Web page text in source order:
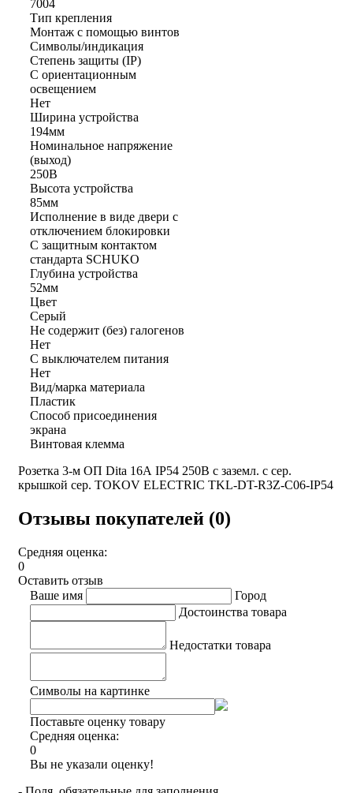
7004
Тип крепления
Монтаж с помощью винтов
Символы/индикация
Степень защиты (IP)
С ориентационным
освещением
Нет
Ширина устройства
194мм
Номинальное напряжение
(выход)
250В
Высота устройства
85мм
Исполнение в виде двери с
отключением блокировки
С защитным контактом
стандарта SCHUKO
Глубина устройства
52мм
Цвет
Серый
Не содержит (без) галогенов
Нет
С выключателем питания
Нет
Вид/марка материала
Пластик
Способ присоединения
экрана
Винтовая клемма
Розетка 3-м ОП Dita 16А IP54 250В с заземл. с сер.
крышкой сер. TOKOV ELECTRIC TKL-DT-R3Z-C06-IP54
Отзывы покупателей (0)
Средняя оценка:
0
Оставить отзыв
Ваше имя
Город
Достоинства товара
Недостатки товара
Символы на картинке
Поставьте оценку товару
Средняя оценка:
0
Вы не указали оценку!